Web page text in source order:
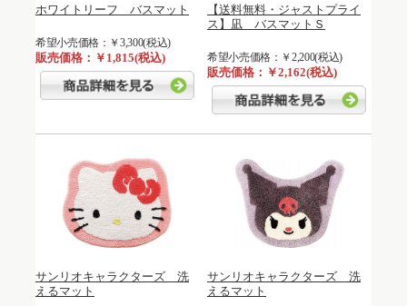
ホワイトリーフ バスマット
希望小売価格：￥3,300(税込)
販売価格：￥1,815(税込)
【送料無料・ジャストプライ
ス】凪 バスマットＳ
希望小売価格：￥2,200(税込)
販売価格：￥2,162(税込)
サンリオキャラクターズ 洗
えるマット
サンリオキャラクターズ 洗
えるマット